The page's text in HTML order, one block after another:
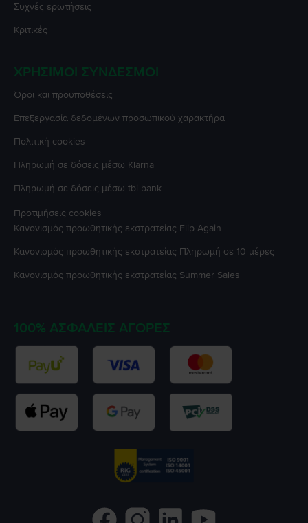
Συχνές ερωτήσεις
Κριτικές
ΧΡΉΣΙΜΟΙ ΣΎΝΔΕΣΜΟΙ
Όροι και προϋποθέσεις
Επεξεργασία δεδομένων προσωπικού χαρακτήρα
Πολιτική cookies
Πληρωμή σε δόσεις μέσω Klarna
Πληρωμή σε δόσεις μέσω tbi bank
Προτιμήσεις cookies
Κανονισμός προωθητικής εκστρατείας Flip Again
Κανονισμός προωθητικής εκστρατείας Πληρωμή σε 10 μέρες
Κανονισμός προωθητικής εκστρατείας Summer Sales
100% ΑΣΦΑΛΕΊΣ ΑΓΟΡΈΣ